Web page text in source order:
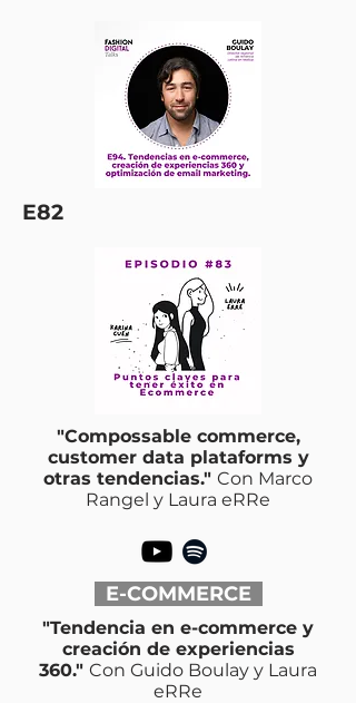
E82
"Compossable commerce,
customer data plataforms y
otras tendencias." Con Marco
Rangel y Laura eRRe
E-COMMERCE
"Tendencia en e-commerce y
creación de experiencias
360." Con Guido Boulay y Laura
eRRe